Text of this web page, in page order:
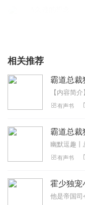
不错，就是声音
艳艳爱夕阳
好听，主播的专
2020-09-23
听上瘾了，什么
2020-10-23
听着越爱听！不
2020-10-08
相关推荐
霸道总裁
有声书
霸道总裁
有声书